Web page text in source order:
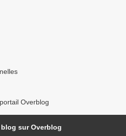
Overblog
blog sur Overblog